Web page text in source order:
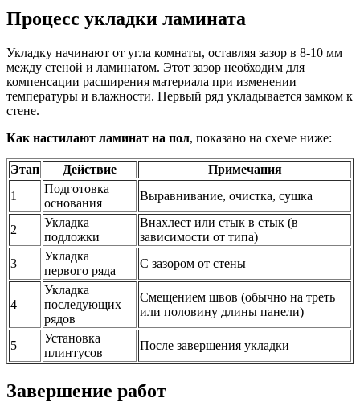
Процесс укладки ламината
Укладку начинают от угла комнаты, оставляя зазор в 8-10 мм
между стеной и ламинатом. Этот зазор необходим для
компенсации расширения материала при изменении
температуры и влажности. Первый ряд укладывается замком к
стене.
Как настилают ламинат на пол, показано на схеме ниже:
Этап Действие
Примечания
1
Подготовка
основания
Выравнивание, очистка, сушка
2
Укладка
подложки
Внахлест или стык в стык (в
зависимости от типа)
3
Укладка
первого ряда
С зазором от стены
4
Укладка
последующих
рядов
Смещением швов (обычно на треть
или половину длины панели)
5
Установка
плинтусов
После завершения укладки
Завершение работ